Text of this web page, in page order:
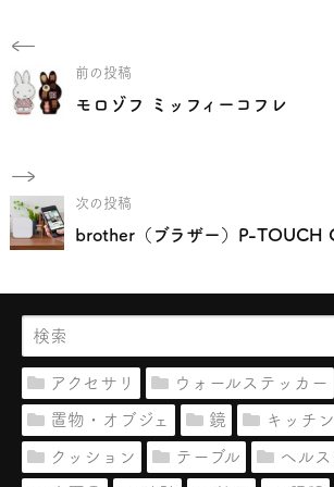
前の投稿
モロゾフ ミッフィーコフレ
次の投稿
アクセサリ ウォールステッカー
置物・オブジェ 鏡 キッチン
クッション テーブル ヘルス